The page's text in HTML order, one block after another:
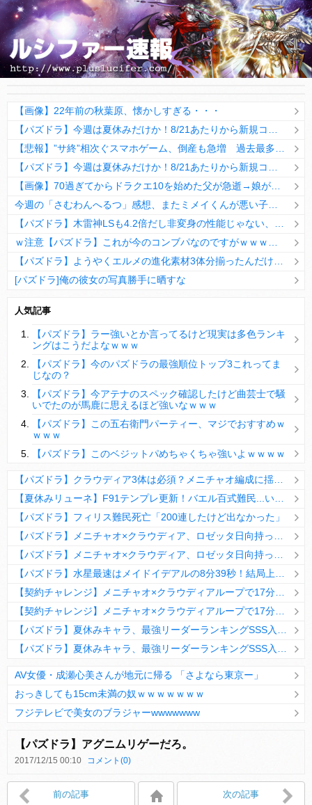
【画像】22年前の秋葉原、懐かしすぎる・・・
[パズドラ]俺の彼女の写真勝手に晒すな
【パズドラ】陣とか覚醒大小の方がええやろか？
ＤｅＮＡ山崎憲晴 左膝靭帯の手術を無事に終了
Powered by livedoor 相互RSS
人気記事
【パズドラ】ラー強いとか言ってるけど現実は多色ランキ
ングはこうだよなｗｗｗ
【パズドラ】今のパズドラの最強順位トップ3これってま
じなの？
【パズドラ】今アテナのスペック確認したけど曲芸士で騒
いでたのが馬鹿に思えるほど強いなｗｗｗ
【パズドラ】この五右衛門パーティー、マジでおすすめｗ
ｗｗｗ
【パズドラ】このベジットパめちゃくちゃ強いよｗｗｗｗ
【パズドラ】フィリス難民死亡「200連したけど出なかった」
Powered by livedoor 相互RSS
AV女優・成瀬心美さんが地元に帰る 「さよなら東京ー」
おっきしても15cm未満の奴ｗｗｗｗｗｗｗ
フジテレビで美女のブラジャーwwwwwww
Powered by livedoor 相互RSS
【パズドラ】アグニムリゲーだろ。
2017/12/15 00:10 コメント(0)
前の記事 次の記事